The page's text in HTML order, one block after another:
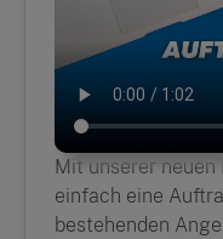
Mit unserer
einfach eine
bestehenden